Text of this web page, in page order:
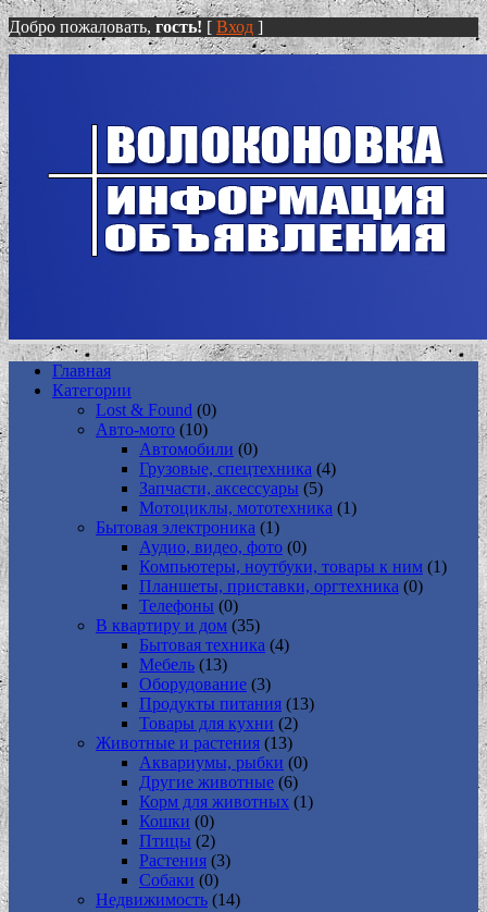
Добро пожаловать, гость! [ Вход ]
Главная
Категории
Lost & Found (0)
Авто-мото (10)
Автомобили (0)
Грузовые, спецтехника (4)
Запчасти, аксессуары (5)
Мотоциклы, мототехника (1)
Бытовая электроника (1)
Аудио, видео, фото (0)
Компьютеры, ноутбуки, товары к ним (1)
Планшеты, приставки, оргтехника (0)
Телефоны (0)
В квартиру и дом (35)
Бытовая техника (4)
Мебель (13)
Оборудование (3)
Продукты питания (13)
Товары для кухни (2)
Животные и растения (13)
Аквариумы, рыбки (0)
Другие животные (6)
Корм для животных (1)
Кошки (0)
Птицы (2)
Растения (3)
Собаки (0)
Недвижимость (14)